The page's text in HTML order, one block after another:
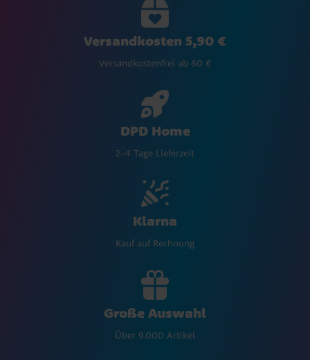
Versandkosten 5,90 €
Versandkostenfrei ab 60 €
DPD Home
2-4 Tage Lieferzeit
Klarna
Kauf auf Rechnung
Große Auswahl
Über 9.000 Artikel